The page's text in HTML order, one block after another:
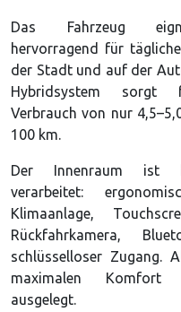
Das Fahrzeug
hervorragend für
der Stadt und auf der
Hybridsystem sorgt
Verbrauch von nur
100 km.
Der Innenraum ist
verarbeitet:
Klimaanlage,
Rückfahrkamera,
schlüsselloser Zugang.
maximalen Komfort
ausgelegt.